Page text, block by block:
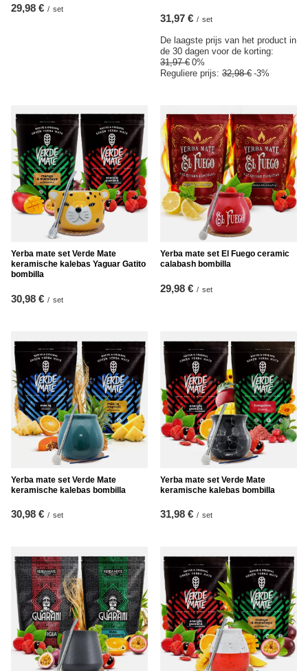
29,98 € / set
31,97 € / set
De laagste prijs van het product in
de 30 dagen voor de korting:
31,97 € 0%
Reguliere prijs: 32,98 € -3%
Yerba mate set Verde Mate
keramische kalebas Yaguar Gatito
bombilla
30,98 € / set
Yerba mate set El Fuego ceramic
calabash bombilla
29,98 € / set
Yerba mate set Verde Mate
keramische kalebas bombilla
30,98 € / set
Yerba mate set Verde Mate
keramische kalebas bombilla
31,98 € / set